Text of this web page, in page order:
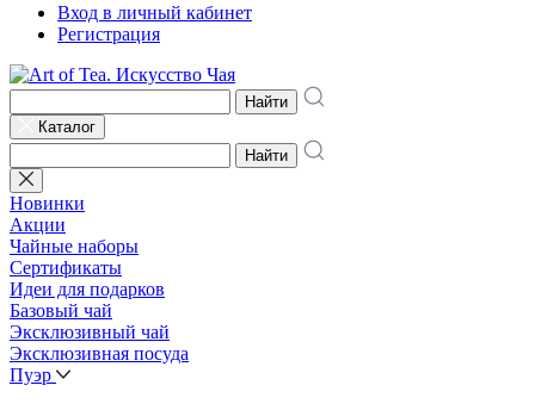
Вход в личный кабинет
Регистрация
Найти
Каталог
Найти
Новинки
Акции
Чайные наборы
Сертификаты
Идеи для подарков
Базовый чай
Эксклюзивный чай
Эксклюзивная посуда
Пуэр